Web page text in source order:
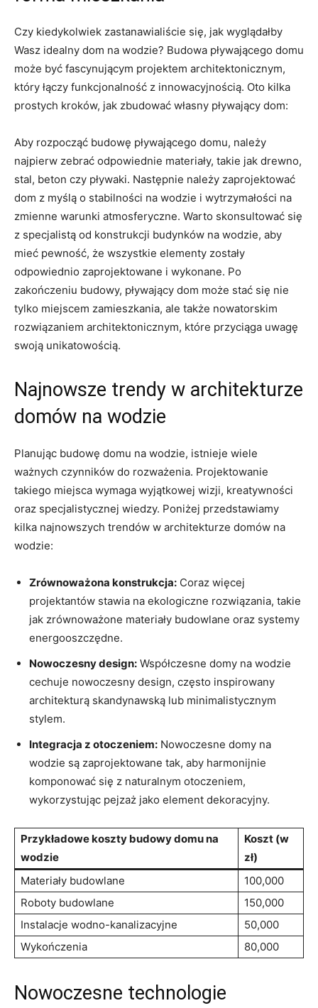
Czy kiedykolwiek zastanawialiście się, jak wyglądałby
Wasz idealny ​dom na wodzie? Budowa pływającego domu
może być fascynującym projektem architektonicznym,‍
który łączy funkcjonalność z innowacyjnością. Oto kilka
prostych kroków, jak zbudować własny pływający dom:
Aby rozpocząć​ budowę pływającego domu, należy
najpierw‍ zebrać odpowiednie‍ materiały, takie jak drewno,
stal, beton czy pływaki. Następnie należy zaprojektować
dom z myślą o stabilności na wodzie i wytrzymałości ⁣na
zmienne warunki atmosferyczne. Warto skonsultować się
z specjalistą od konstrukcji budynków na wodzie, aby
mieć pewność, ⁣że wszystkie ​elementy zostały
odpowiednio zaprojektowane i ‌wykonane. ⁤Po
⁤zakończeniu budowy, pływający dom może stać się nie
tylko miejscem zamieszkania, ale także nowatorskim
rozwiązaniem architektonicznym, które przyciąga uwagę
swoją unikatowością.
Najnowsze trendy ⁢w architekturze
domów ​na wodzie
Planując budowę domu na wodzie, istnieje wiele
ważnych czynników do‍ rozważenia. Projektowanie​
takiego miejsca wymaga wyjątkowej wizji, kreatywności
oraz⁣ specjalistycznej wiedzy. Poniżej przedstawiamy
kilka najnowszych trendów w architekturze domów na
wodzie:
Zrównoważona konstrukcja: Coraz więcej
projektantów stawia na ⁢ekologiczne rozwiązania, takie
jak zrównoważone materiały budowlane oraz systemy
energooszczędne.
Nowoczesny design: ‍Współczesne domy na wodzie
cechuje nowoczesny design, często inspirowany
architekturą skandynawską lub minimalistycznym
⁤stylem.
Integracja z otoczeniem: Nowoczesne domy na
wodzie są zaprojektowane tak, aby harmonijnie
komponować się z naturalnym otoczeniem,
wykorzystując⁤ pejzaż ‌jako element dekoracyjny.
Przykładowe koszty budowy‍ domu​ na
wodzie
Koszt (w
zł)
Materiały budowlane
100,000
Roboty budowlane
150,000
Instalacje wodno-kanalizacyjne
50,000
Wykończenia
80,000
Nowoczesne technologie